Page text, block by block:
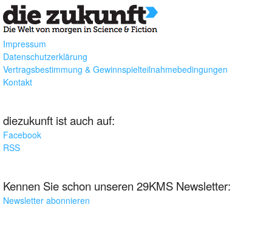
Impressum
Datenschutzerklärung
Vertragsbestimmung & Gewinnspielteilnahmebedingungen
Kontakt
diezukunft ist auch auf:
Facebook
RSS
Kennen Sie schon unseren 29KMS Newsletter:
Newsletter abonnieren